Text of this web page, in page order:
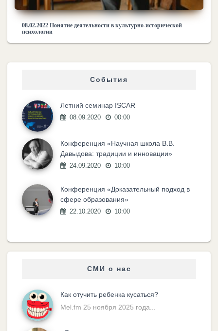
08.02.2022 Понятие деятельности в культурно-исторической
психологии
События
Летний семинар ISCAR
08.09.2020 00:00
Конференция «Научная школа В.В.
Давыдова: традиции и инновации»
24.09.2020 10:00
Конференция «Доказательный подход в
сфере образования»
22.10.2020 10:00
СМИ о нас
Как отучить ребенка кусаться?
Mel.fm 25 ноября 2025 года...